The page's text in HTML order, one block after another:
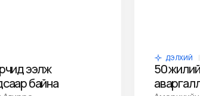
ээлж
байна
ДЭЛХИЙ
50